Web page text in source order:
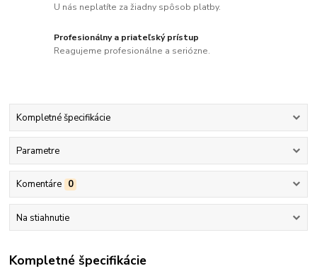
U nás neplatíte za žiadny spôsob platby.
Profesionálny a priateľský prístup
Reagujeme profesionálne a seriózne.
Kompletné špecifikácie
Parametre
Komentáre 0
Na stiahnutie
Kompletné špecifikácie